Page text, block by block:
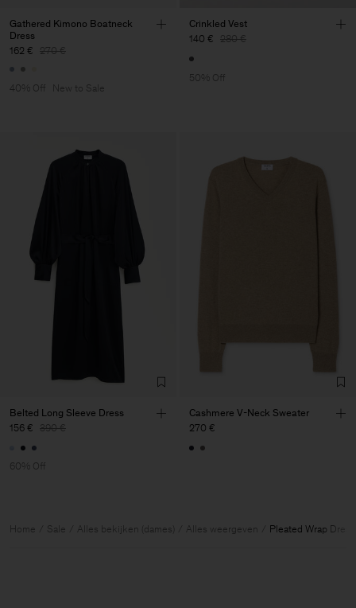
Gathered Kimono Boatneck
Dress
162 € 270 €
40% Off New to Sale
Crinkled Vest
140 € 280 €
50% Off
Belted Long Sleeve Dress
156 € 390 €
60% Off
Cashmere V-Neck Sweater
270 €
Home Sale Alles bekijken (dames) Alles weergeven Pleated Wrap Dress